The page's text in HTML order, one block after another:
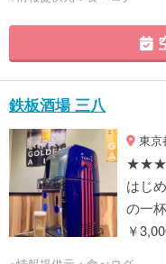
鉄板酒場 三八
東京
はじ
の一
￥